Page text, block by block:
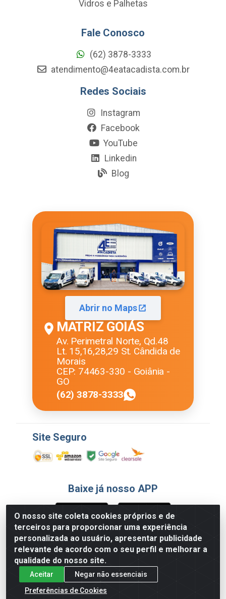
O nosso site coleta cookies próprios e de
terceiros para proporcionar uma experiência
personalizada ao usuário, apresentar publicidade
relevante de acordo com o seu perfil e melhorar a
qualidade do nosso site.
Aceitar
Negar não essenciais
Preferências de Cookies
Vidros e Palhetas
Fale Conosco
(62) 3878-3333
atendimento@4eatacadista.com.br
Redes Sociais
Instagram
Facebook
YouTube
Linkedin
Blog
Abrir no Maps
MATRIZ GOIÁS
Av. Perimetral Norte, Qd.48
Lt. 15,16,28,29 St. Cândida de
Morais
CEP: 74463-330 - Goiânia -
GO
(62) 3878-3333
Site Seguro
Baixe já nosso APP
Formas de Pagamento